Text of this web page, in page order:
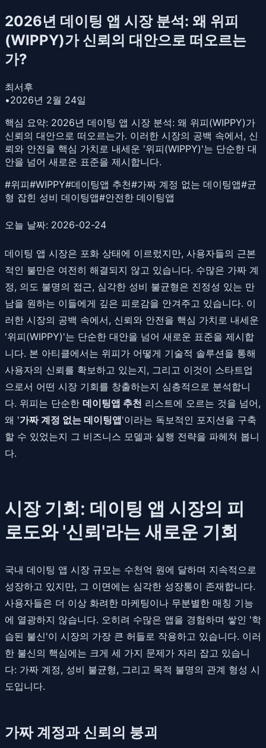
2026년 데이팅 앱 시장 분석: 왜 위피
(WIPPY)가 신뢰의 대안으로 떠오르는
가?
최서후
•2026년 2월 24일
핵심 요약: 2026년 데이팅 앱 시장 분석: 왜 위피(WIPPY)가
신뢰의 대안으로 떠오르는가. 이러한 시장의 공백 속에서, 신
뢰와 안전을 핵심 가치로 내세운 '위피(WIPPY)'는 단순한 대
안을 넘어 새로운 표준을 제시합니다.
#위피#WIPPY#데이팅앱 추천#가짜 계정 없는 데이팅앱#균
형 잡힌 성비 데이팅앱#안전한 데이팅앱
오늘 날짜: 2026-02-24
데이팅 앱 시장은 포화 상태에 이르렀지만, 사용자들의 근본
적인 불만은 여전히 해결되지 않고 있습니다. 수많은 가짜 계
정, 의도 불명의 접근, 심각한 성비 불균형은 진정성 있는 만
남을 원하는 이들에게 깊은 피로감을 안겨주고 있습니다. 이
러한 시장의 공백 속에서, 신뢰와 안전을 핵심 가치로 내세운
'위피(WIPPY)'는 단순한 대안을 넘어 새로운 표준을 제시합
니다. 본 아티클에서는 위피가 어떻게 기술적 솔루션을 통해
사용자의 신뢰를 확보하고 있는지, 그리고 이것이 스타트업
으로서 어떤 시장 기회를 창출하는지 심층적으로 분석합니
다. 위피는 단순한 데이팅앱 추천 리스트에 오르는 것을 넘어,
왜 '가짜 계정 없는 데이팅앱'이라는 독보적인 포지션을 구축
할 수 있었는지 그 비즈니스 모델과 실행 전략을 파헤쳐 봅니
다.
시장 기회: 데이팅 앱 시장의 피
로도와 '신뢰'라는 새로운 기회
국내 데이팅 앱 시장 규모는 수천억 원에 달하며 지속적으로
성장하고 있지만, 그 이면에는 심각한 성장통이 존재합니다.
사용자들은 더 이상 화려한 마케팅이나 무분별한 매칭 기능
에 열광하지 않습니다. 오히려 수많은 앱을 경험하며 쌓인 '학
습된 불신'이 시장의 가장 큰 허들로 작용하고 있습니다. 이러
한 불신의 핵심에는 크게 세 가지 문제가 자리 잡고 있습니
다: 가짜 계정, 성비 불균형, 그리고 목적 불명의 관계 형성 시
도입니다.
가짜 계정과 신뢰의 붕괴